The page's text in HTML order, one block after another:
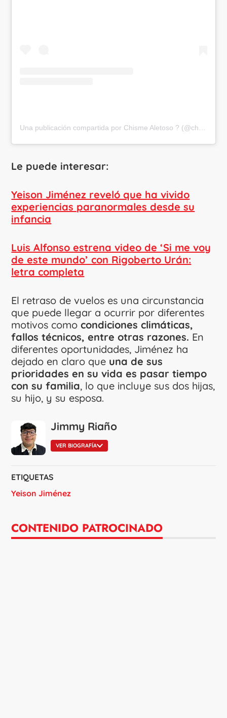
Le puede interesar:
Yeison Jiménez reveló que ha vivido
experiencias paranormales desde su
infancia
Luis Alfonso estrena video de ‘Si me voy
de este mundo’ con Rigoberto Urán:
letra completa
El retraso de vuelos es una circunstancia
que puede llegar a ocurrir por diferentes
motivos comocondiciones climáticas,
fallos técnicos, entre otras razones. En
diferentes oportunidades, Jiménez ha
dejado en claro que una de sus
prioridades en su vida es pasar tiempo
con su familia, lo que incluye sus dos hijas,
su hijo, y su esposa.
Jimmy Riaño
VER BIOGRAFÍA
ETIQUETAS
Yeison Jiménez
CONTENIDO PATROCINADO